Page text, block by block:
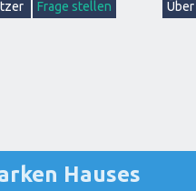
Frage stellen
Hauses